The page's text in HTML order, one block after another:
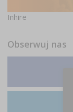
Inhire
Obserwuj nas